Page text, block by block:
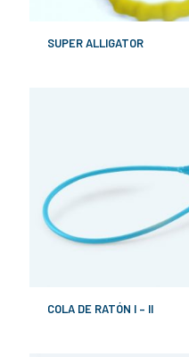
SUPER ALLIGATOR
COLA DE RATÓN I – II